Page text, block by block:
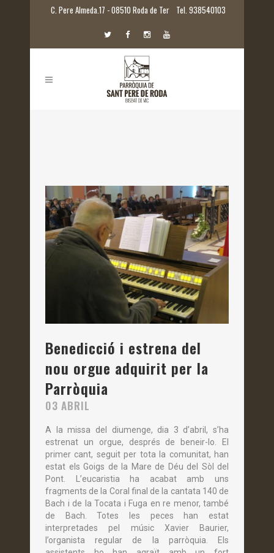
C. Pere Almeda.17 - 08510 Roda de Ter Tel. 938540103
Benedicció i estrena del
nou orgue adquirit per la
Parròquia
03 ABRIL
A la missa del diumenge, dia 3 d’abril, s’ha
estrenat un orgue, després de beneir-lo. El
primer cant, seguit per tota la comunitat, han
estat els Goigs de la Mare de Déu del Sòl del
Pont. L’eucaristia ha acabat amb uns
fragments de la Coral final de la cantata 140 de
Bach i de la Tocata i Fuga en re menor, també
de Bach. Totes les peces han estat
interpretades pel músic Xavier Baurier,
l’organista regular de la parròquia. Els